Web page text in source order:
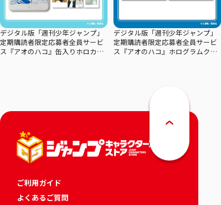
デジタル版「週刊少年ジャンプ」
定期購読者限定応募者全員サービ
ス『アオのハコ』缶入りホロカー
デジタル版「週刊少年ジャンプ」
定期購読者限定応募者全員サービ
ス『アオのハコ』ホログラムクリ
ご利用ガイド
よくあるご質問